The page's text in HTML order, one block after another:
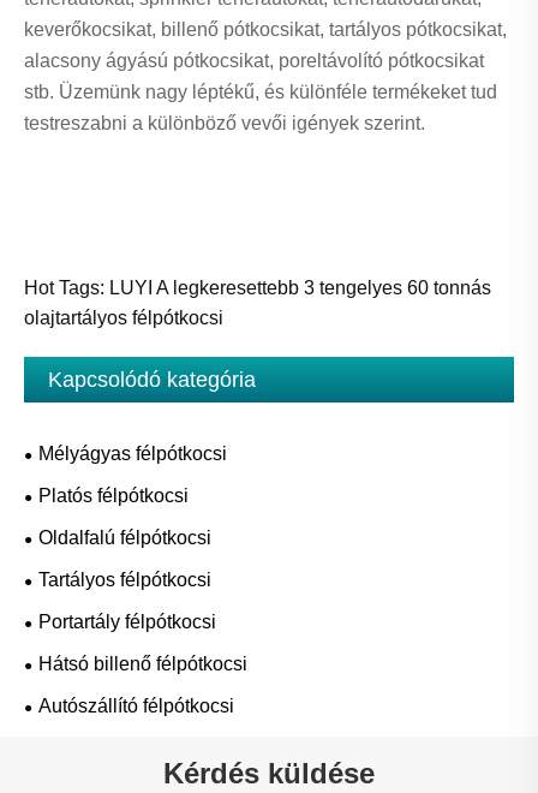
keverőkocsikat, billenő pótkocsikat, tartályos pótkocsikat,
alacsony ágyású pótkocsikat, poreltávolító pótkocsikat
stb. Üzemünk nagy léptékű, és különféle termékeket tud
testreszabni a különböző vevői igények szerint.
Hot Tags: LUYI A legkeresettebb 3 tengelyes 60 tonnás
olajtartályos félpótkocsi
Kapcsolódó kategória
Mélyágyas félpótkocsi
Platós félpótkocsi
Oldalfalú félpótkocsi
Tartályos félpótkocsi
Portartály félpótkocsi
Hátsó billenő félpótkocsi
Autószállító félpótkocsi
Kérdés küldése